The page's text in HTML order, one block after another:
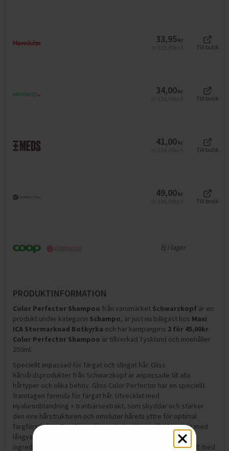
33,95 kr
Till butik
34,00 kr
Till butik
41,00 kr
Till butik
49,00 kr
Till butik
Webbpriser Ej i lager
PRODUKTINFORMATION
Color Perfector Shampoo från varumärket Schwarzkopf är en
produkt under kategorin Schampo, är just nu billigast hos Maxi
ICA Stormarknad Botkyrka och har kampanjpris 2 för 45,00kr.
Color Perfector Shampoo är tillverkad Tyskland och innehåller
250ml.
Speciellt anpassad för färgat och slingat hår. Gliss
hårvårdsprodukter från Schwarzkopf är anpassade till alla
hårtyper och olika behov. Gliss Color Perfector har en speciellt
framtagen formula för färgat hår. Utvecklat med
Hyaluronblandning + tranbärsextrakt, som skyddar och stärker
den inre hårstrukturen och omsluter hårets yttre för optimal
färgförsegling. Färgförsegling och skydd upp till 13 veckor med
långvarig färgglans. Skonsamt för färgat hår. 87% av
ingredienserna av naturligt ursprung (inkl vatten). Fruktig doft med